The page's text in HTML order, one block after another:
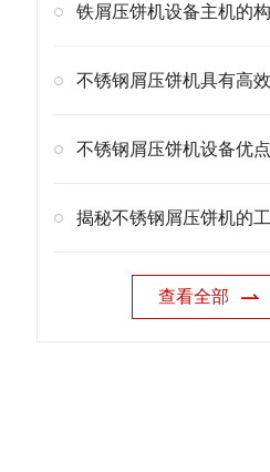
铁屑压饼机设备主机的
不锈钢屑压饼机具有高
不锈钢屑压饼机设备优
揭秘不锈钢屑压饼机的
查看全部